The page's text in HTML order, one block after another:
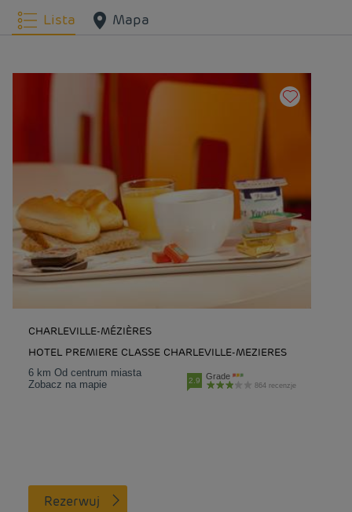
Lista Mapa
CHARLEVILLE-MÉZIÈRES
HOTEL PREMIERE CLASSE CHARLEVILLE-MEZIERES
6 km Od centrum miasta
Zobacz na mapie
2.9 Grade
864 recenzje
Rezerwuj